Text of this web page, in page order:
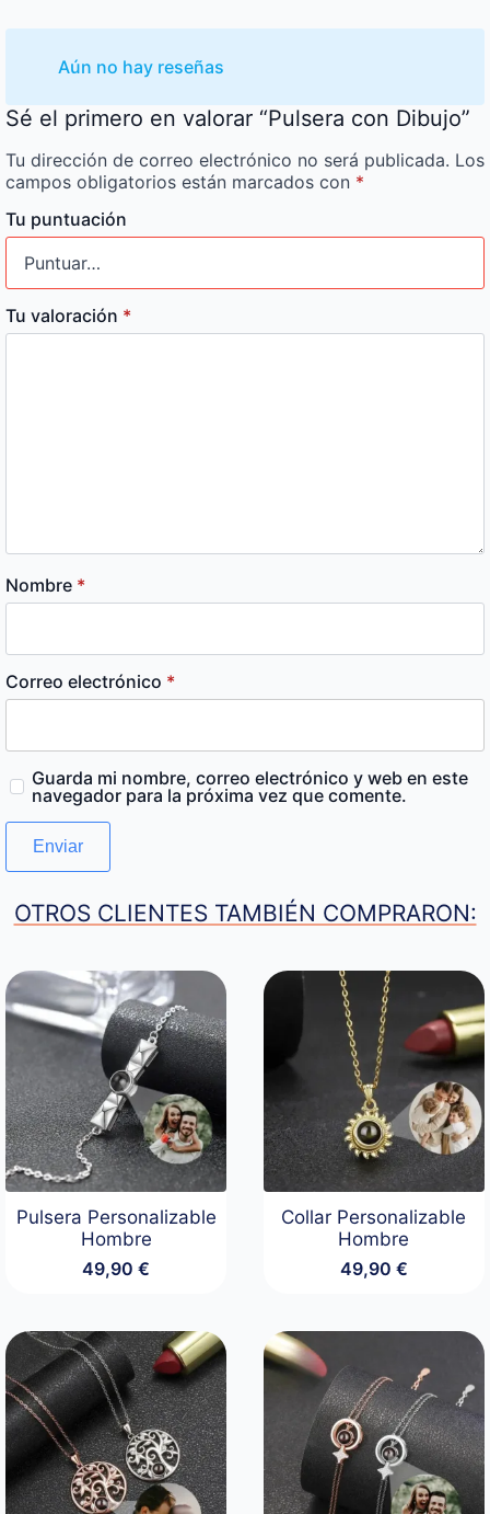
Aún no hay reseñas
Sé el primero en valorar “Pulsera con Dibujo”
Tu dirección de correo electrónico no será publicada. Los
campos obligatorios están marcados con *
Tu puntuación
Tu valoración *
Nombre *
Correo electrónico *
Guarda mi nombre, correo electrónico y web en este
navegador para la próxima vez que comente.
OTROS CLIENTES TAMBIÉN COMPRARON:
Pulsera Personalizable
Hombre
49,90€
Collar Personalizable
Hombre
49,90 €